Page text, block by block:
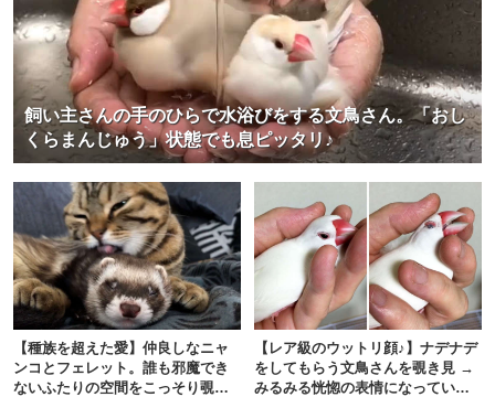
飼い主さんの手のひらで水浴びをする文鳥さん。「おし
くらまんじゅう」状態でも息ピッタリ♪
【種族を超えた愛】仲良しなニャ
ンコとフェレット。誰も邪魔でき
ないふたりの空間をこっそり覗き
【レア級のウットリ顔♪】ナデナデ
をしてもらう文鳥さんを覗き見 →
みるみる恍惚の表情になっていく